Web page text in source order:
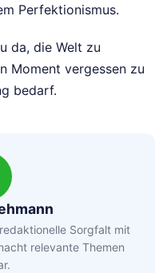
Perfektionismus.
da, die Welt zu
Moment vergessen zu
bedarf.
Sorgfalt mit
relevante Themen